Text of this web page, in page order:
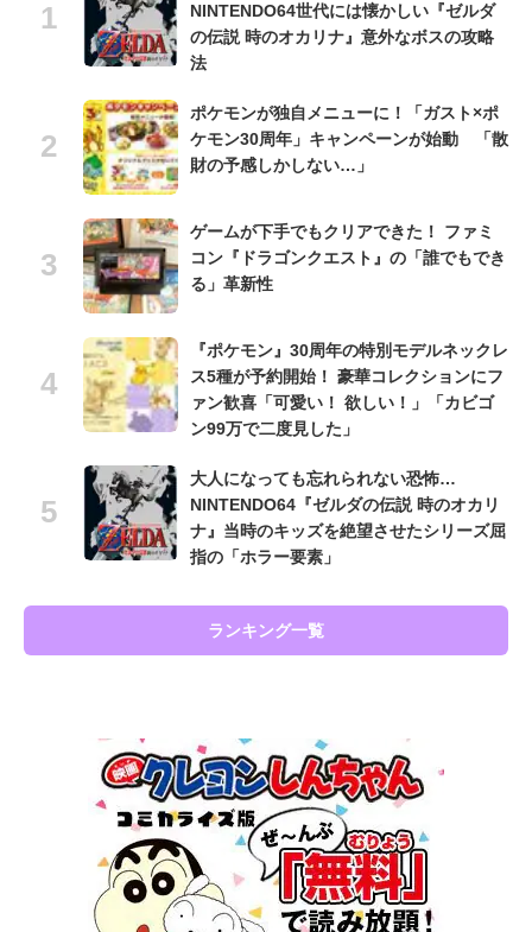
NINTENDO64世代には懐かしい『ゼルダ
の伝説 時のオカリナ』意外なボスの攻略
法
ポケモンが独自メニューに！「ガスト×ポ
ケモン30周年」キャンペーンが始動 「散
財の予感しかしない…」
ゲームが下手でもクリアできた！ ファミ
コン『ドラゴンクエスト』の「誰でもでき
る」革新性
『ポケモン』30周年の特別モデルネックレ
ス5種が予約開始！ 豪華コレクションにフ
ァン歓喜「可愛い！ 欲しい！」「カビゴ
ン99万で二度見した」
大人になっても忘れられない恐怖…
NINTENDO64『ゼルダの伝説 時のオカリ
ナ』当時のキッズを絶望させたシリーズ屈
指の「ホラー要素」
ランキング一覧